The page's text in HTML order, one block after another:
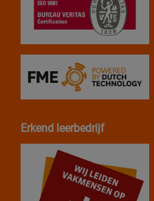
Erkend leerbedrijf